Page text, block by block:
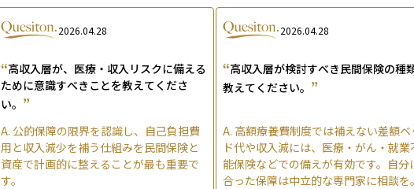
2026.04.28
“高収入層が、医療・収入リスクに備える
ために意識すべきことを教えてくださ
い。 ”
A. 公的保障の限界を認識し、自己負担費
用と収入減少を補う仕組みを民間保険と
資産で計画的に整えることが最も重要で
す。
2026.04.28
“高収入層が検討すべき民間保険の種
教えてください。 ”
A. 高額療養費制度では補えない差額ベ
ド代や収入減には、医療・がん・就業
能保険などでの備えが有効です。自分
合った保障は中立的な専門家に相談を